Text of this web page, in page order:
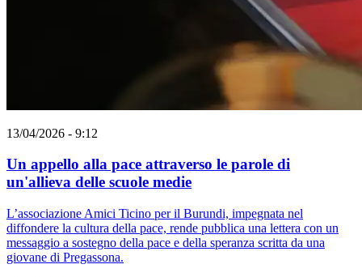
13/04/2026 - 9:12
Un appello alla pace attraverso le parole di
un'allieva delle scuole medie
L’associazione Amici Ticino per il Burundi, impegnata nel
diffondere la cultura della pace, rende pubblica una lettera con un
messaggio a sostegno della pace e della speranza scritta da una
giovane di Pregassona.